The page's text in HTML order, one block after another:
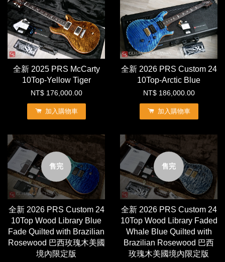
全新 2025 PRS McCarty
10Top-Yellow Tiger
NT$ 176,000.00
加入購物車
全新 2026 PRS Custom 24
10Top-Arctic Blue
NT$ 186,000.00
加入購物車
售完
全新 2026 PRS Custom 24
10Top Wood Library Blue
Fade Quilted with Brazilian
Rosewood 巴西玫瑰木美國
境內限定版
售完
全新 2026 PRS Custom 24
10Top Wood Library Faded
Whale Blue Quilted with
Brazilian Rosewood 巴西
玫瑰木美國境內限定版